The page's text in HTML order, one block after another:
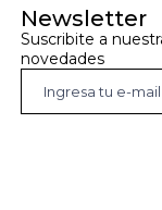
Newsletter
Suscribite a
novedades